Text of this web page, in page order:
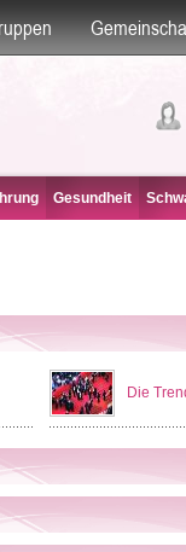
Gesundheit
Die